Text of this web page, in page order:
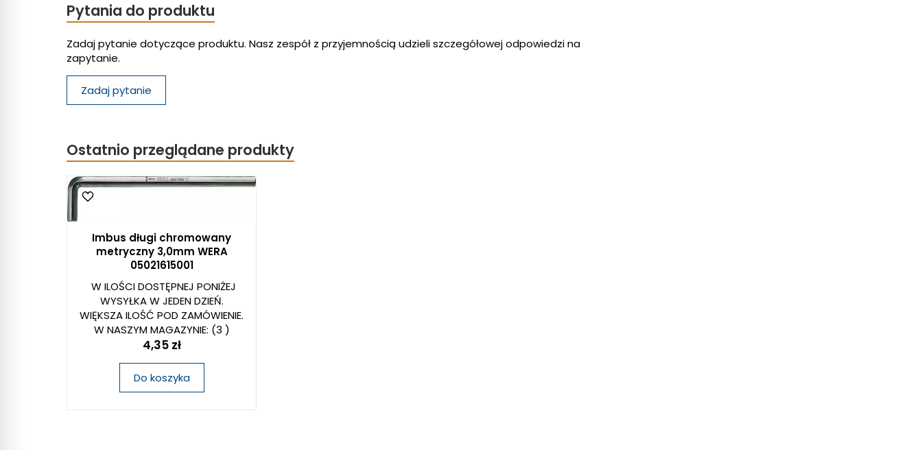
Pytania do produktu
Zadaj pytanie dotyczące produktu. Nasz zespół z przyjemnością udzieli szczegółowej odpowiedzi na
zapytanie.
Zadaj pytanie
Ostatnio przeglądane produkty
Imbus długi chromowany
metryczny 3,0mm WERA
05021615001
W ILOŚCI DOSTĘPNEJ PONIŻEJ
WYSYŁKA W JEDEN DZIEŃ.
WIĘKSZA ILOŚĆ POD ZAMÓWIENIE.
W NASZYM MAGAZYNIE: (3 )
4,35 zł
Do koszyka